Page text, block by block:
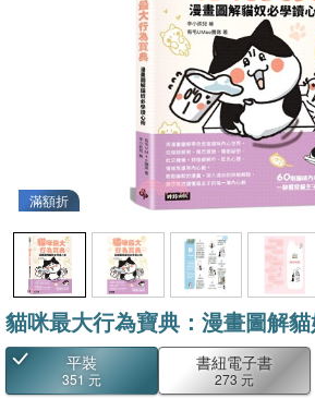
滿額折
貓咪最大行為寶典：漫畫圖解
平裝
351 元
書紐電子書
273 元